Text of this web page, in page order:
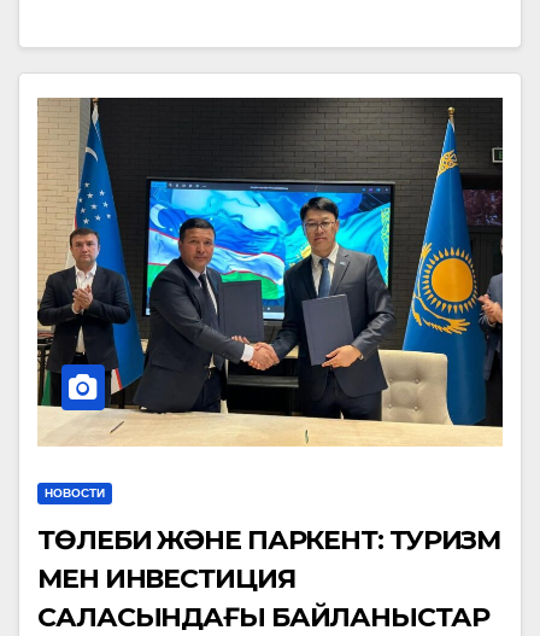
НОВОСТИ
ТӨЛЕБИ ЖӘНЕ ПАРКЕНТ: ТУРИЗМ
МЕН ИНВЕСТИЦИЯ
САЛАСЫНДАҒЫ БАЙЛАНЫСТАР